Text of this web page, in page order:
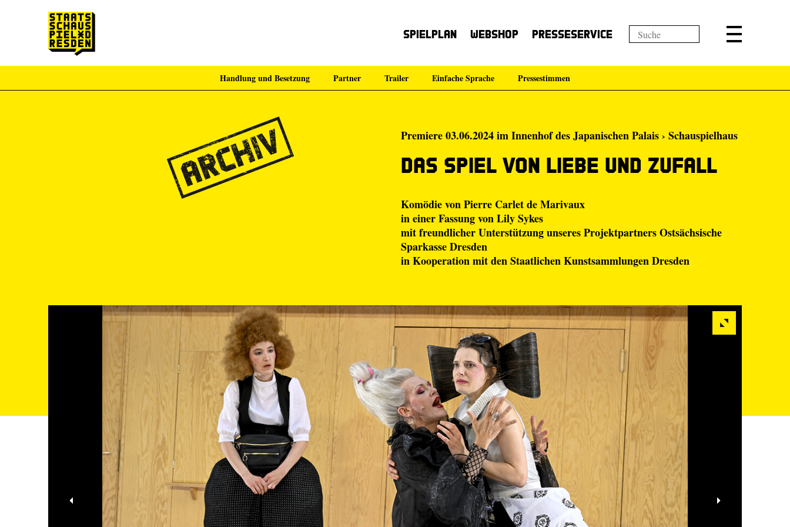
Spielplan Webshop Presseservice
Handlung und Besetzung Partner Trailer Einfache Sprache Pressestimmen
Premiere 03.06.2024 im Innenhof des Japanischen Palais › Schauspielhaus
Das Spiel von Liebe und Zufall
Komödie von Pierre Carlet de Marivaux
in einer Fassung vonLily Sykes
mit freundlicher Unterstützung unseres Projektpartners Ostsächsische
Sparkasse Dresden
in Kooperation mit den Staatlichen Kunstsammlungen Dresden